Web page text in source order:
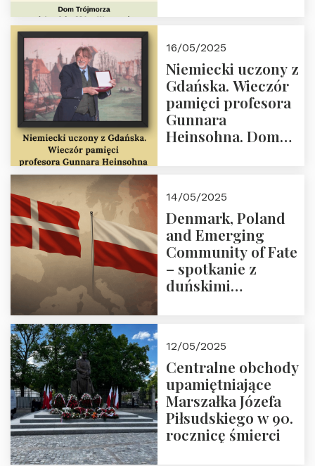
Dom Trójmorza 23
maja 2025 r. godz.
18:00.
16/05/2025
Niemiecki uczony z
Gdańska. Wieczór
pamięci profesora
Gunnara
Heinsohna. Dom
14/05/2025
Denmark, Poland
and Emerging
Community of Fate
– spotkanie z
duńskimi
12/05/2025
Centralne obchody
upamiętniające
Marszałka Józefa
Piłsudskiego w 90.
rocznicę śmierci